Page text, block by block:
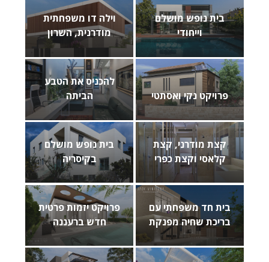
וילה דו משפחתית
מודרנית, השרון
בית נופש מושלם
וייחודי
להכניס את הטבע
הביתה
פרויקט נקי ואסתטי
בית נופש מושלם
בקיסריה
קצת מודרני, קצת
קלאסי וקצת כפרי
פרויקט יזמות פרטית
חדש ברעננה
בית חד משפחתי עם
בריכת שחיה מפנקת